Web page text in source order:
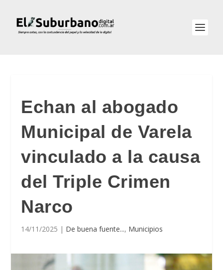
Echan al abogado
Municipal de Varela
vinculado a la causa
del Triple Crimen
Narco
14/11/2025 | De buena fuente..., Municipios